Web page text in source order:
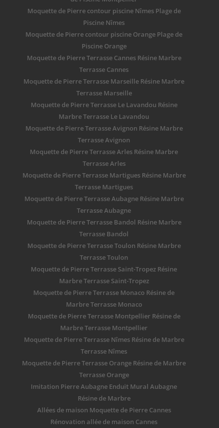
Moquette de Pierre contour piscine Nîmes Plage de
Piscine Nîmes
Moquette de Pierre contour piscine Orange Plage de
Piscine Orange
Moquette de Pierre Terrasse Cannes Résine Marbre
Terrasse Cannes
Moquette de Pierre Terrasse Marseille Résine Marbre
Terrasse Marseille
Moquette de Pierre Terrasse Le Lavandou Résine
Marbre Terrasse Le Lavandou
Moquette de Pierre Terrasse Avignon Résine Marbre
Terrasse Avignon
Moquette de Pierre Terrasse Arles Résine Marbre
Terrasse Arles
Moquette de Pierre Terrasse Martigues Résine Marbre
Terrasse Martigues
Moquette de Pierre Terrasse Aubagne Résine Marbre
Terrasse Aubagne
Moquette de Pierre Terrasse Bandol Résine Marbre
Terrasse Bandol
Moquette de Pierre Terrasse Toulon Résine Marbre
Terrasse Toulon
Moquette de Pierre Terrasse Saint-Tropez Résine
Marbre Terrasse Saint-Tropez
Moquette de Pierre Terrasse Monaco Résine de
Marbre Terrasse Monaco
Moquette de Pierre Terrasse Montpellier Résine de
Marbre Terrasse Montpellier
Moquette de Pierre Terrasse Nîmes Résine de Marbre
Terrasse Nîmes
Moquette de Pierre Terrasse Orange Résine de Marbre
Terrasse Orange
Imitation Pierre Aubagne Enduit Mural Aubagne
Résine de Marbre
Allées de maison Moquette de Pierre Cannes
Rénovation allée de maison Cannes